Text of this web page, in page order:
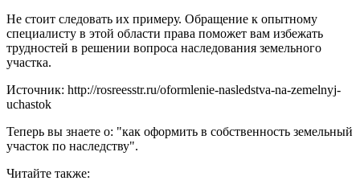
Не стоит следовать их примеру. Обращение к опытному
специалисту в этой области права поможет вам избежать
трудностей в решении вопроса наследования земельного
участка.
Источник: http://rosreesstr.ru/oformlenie-nasledstva-na-zemelnyj-
uchastok
Теперь вы знаете о: "как оформить в собственность земельный
участок по наследству".
Читайте также: